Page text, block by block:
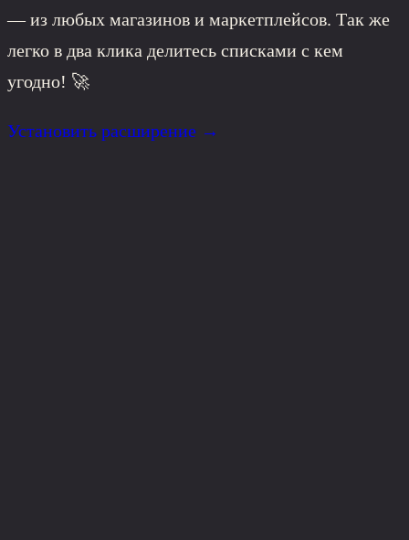
— из любых магазинов и маркетплейсов. Так же
легко в два клика делитесь списками с кем
угодно! 🚀
Установить расширение →